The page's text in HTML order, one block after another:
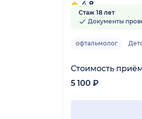
4.8
53 отзыва
Стаж 18 лет
Документы
офтальмолог
Стоимость
5 100 ₽